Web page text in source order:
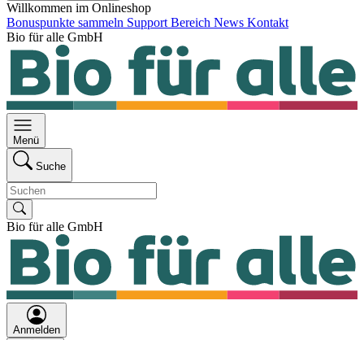
Willkommen im Onlineshop
Bonuspunkte sammeln Support Bereich News Kontakt
Bio für alle GmbH
Menü
Suche
Bio für alle GmbH
Anmelden